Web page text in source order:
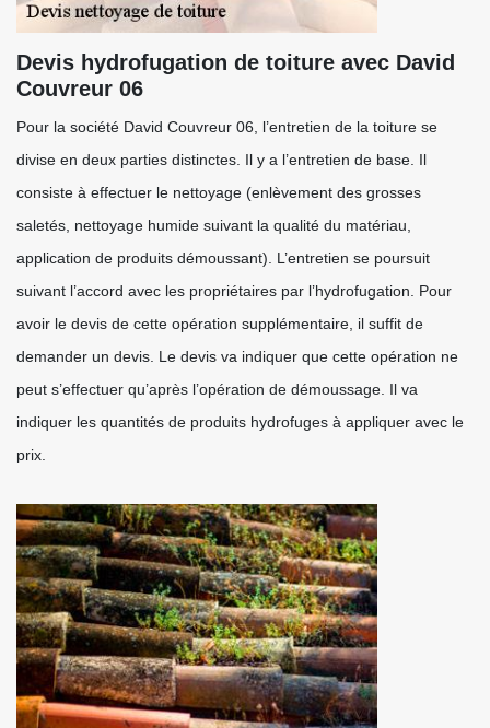
Devis hydrofugation de toiture avec David
Couvreur 06
Pour la société David Couvreur 06, l’entretien de la toiture se
divise en deux parties distinctes. Il y a l’entretien de base. Il
consiste à effectuer le nettoyage (enlèvement des grosses
saletés, nettoyage humide suivant la qualité du matériau,
application de produits démoussant). L’entretien se poursuit
suivant l’accord avec les propriétaires par l’hydrofugation. Pour
avoir le devis de cette opération supplémentaire, il suffit de
demander un devis. Le devis va indiquer que cette opération ne
peut s’effectuer qu’après l’opération de démoussage. Il va
indiquer les quantités de produits hydrofuges à appliquer avec le
prix.